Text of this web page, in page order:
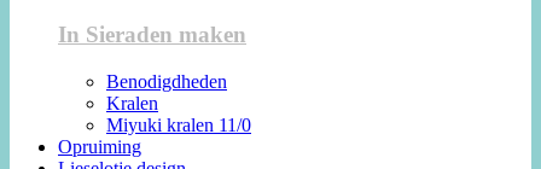
In Sieraden maken
Benodigdheden
Kralen
Miyuki kralen 11/0
Opruiming